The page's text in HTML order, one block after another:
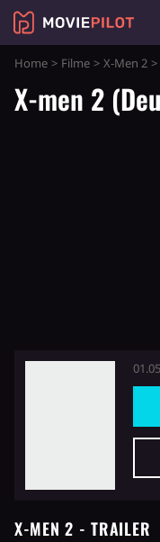
Home Filme X-Men 2
X-men 2
X-MEN 2 - TRAILER